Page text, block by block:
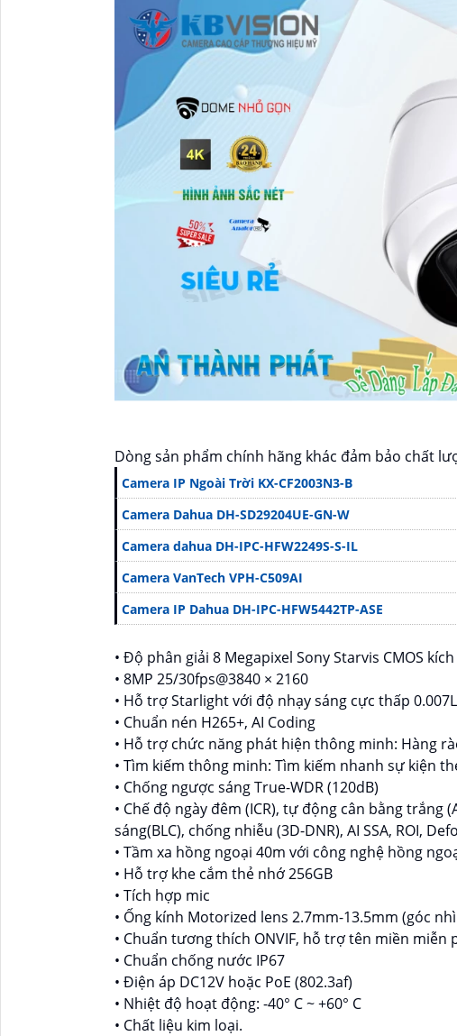
Dòng sản phẩm chính hãng khác đảm bảo chất
Camera IP Ngoài Trời KX-CF2003N3-B
Camera Dahua DH-SD29204UE-GN-W
Camera dahua DH-IPC-HFW2249S-S-IL
Camera VanTech VPH-C509AI
Camera IP Dahua DH-IPC-HFW5442TP-ASE
• Độ phân giải 8 Megapixel Sony Starvis CMOS
• 8MP 25/30fps@3840 × 2160
• Hỗ trợ Starlight với độ nhạy sáng cực thấp
• Chuẩn nén H265+, AI Coding
• Hỗ trợ chức năng phát hiện thông minh: Hàng
• Tìm kiếm thông minh: Tìm kiếm nhanh sự kiện
• Chống ngược sáng True-WDR (120dB)
• Chế độ ngày đêm (ICR), tự động cân bằng trắng
sáng(BLC), chống nhiễu (3D-DNR), AI SSA, ROI,
• Tầm xa hồng ngoại 40m với công nghệ hồng
• Hỗ trợ khe cắm thẻ nhớ 256GB
• Tích hợp mic
• Ống kính Motorized lens 2.7mm-13.5mm (góc
• Chuẩn tương thích ONVIF, hỗ trợ tên miền miễn
• Chuẩn chống nước IP67
• Điện áp DC12V hoặc PoE (802.3af)
• Nhiệt độ hoạt động: -40° C ~ +60° C
• Chất liệu kim loại.